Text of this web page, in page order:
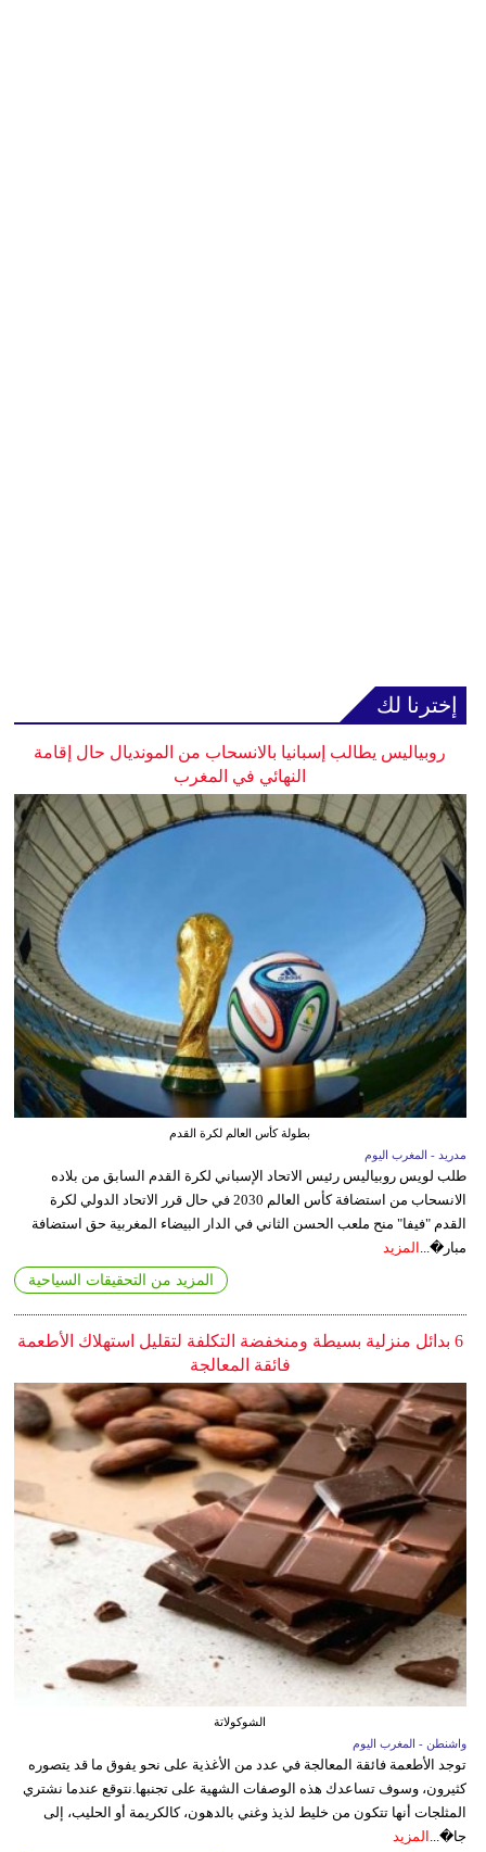
إخترنا لك
روبياليس يطالب إسبانيا بالانسحاب من المونديال حال إقامة
النهائي في المغرب
بطولة كأس العالم لكرة القدم
مدريد - المغرب اليوم
طلب لويس روبياليس رئيس الاتحاد الإسباني لكرة القدم السابق من بلاده
الانسحاب من استضافة كأس العالم 2030 في حال قرر الاتحاد الدولي لكرة
القدم "فيفا" منح ملعب الحسن الثاني في الدار البيضاء المغربية حق استضافة
مبار�...
المزيد
المزيد من التحقيقات السياحية
6 بدائل منزلية بسيطة ومنخفضة التكلفة لتقليل استهلاك الأطعمة
فائقة المعالجة
الشوكولاتة
واشنطن - المغرب اليوم
توجد الأطعمة فائقة المعالجة في عدد من الأغذية على نحو يفوق ما قد يتصوره
كثيرون، وسوف تساعدك هذه الوصفات الشهية على تجنبها.نتوقع عندما نشتري
المثلجات أنها تتكون من خليط لذيذ وغني بالدهون، كالكريمة أو الحليب، إلى
جا�... المزيد